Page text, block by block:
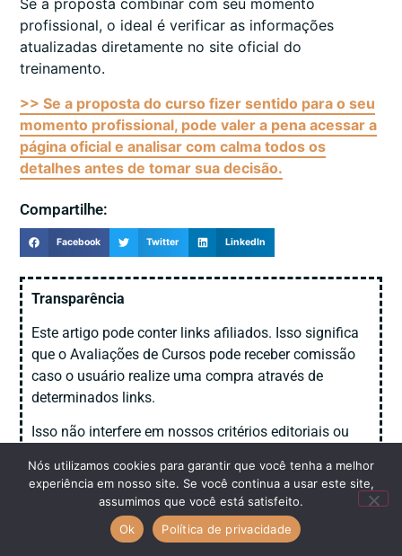
Se a proposta combinar com seu momento
profissional, o ideal é verificar as informações
atualizadas diretamente no site oficial do
treinamento.
>> Se a proposta do curso fizer sentido para o seu
momento profissional, pode valer a pena acessar a
página oficial e analisar com calma todos os
detalhes antes de tomar sua decisão.
Compartilhe:
Facebook Twitter LinkedIn
Transparência
Este artigo pode conter links afiliados. Isso significa
que o Avaliações de Cursos pode receber comissão
caso o usuário realize uma compra através de
determinados links.
Isso não interfere em nossos critérios editoriais ou
Entenda mais sobre nossapolítica de transparência
.
Nós utilizamos cookies para garantir que você tenha a melhor
experiência em nosso site. Se você continua a usar este site,
assumimos que você está satisfeito.
Ok
Política de privacidade